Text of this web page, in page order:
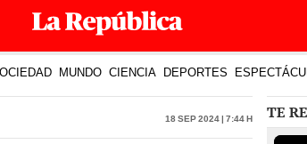
MUNDO CIENCIA DEPORTES
18 Sep 2024 | 7:44 h TE